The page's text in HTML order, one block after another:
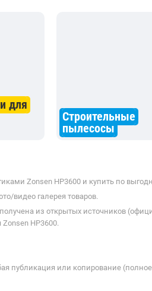
для
Строительные
пылесосы
Zonsen HP3600 и купить по
видео галерея товаров.
из открытых источников
HP3600.
или копирование